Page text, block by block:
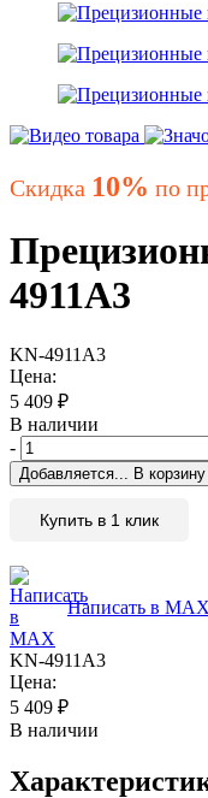
Скидка 10% по
4911A3
KN-4911A3
Цена:
5 409 ₽
В наличии
-
Добавляется... В корзину
Купить в 1 клик
Написать в MAX
KN-4911A3
Цена:
5 409 ₽
В наличии